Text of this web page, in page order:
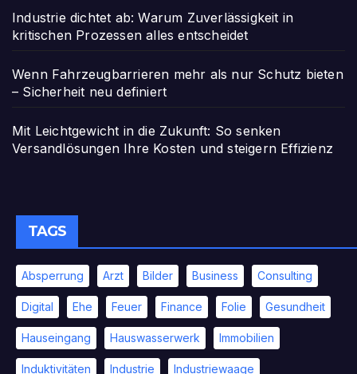
Industrie dichtet ab: Warum Zuverlässigkeit in
kritischen Prozessen alles entscheidet
Wenn Fahrzeugbarrieren mehr als nur Schutz bieten
– Sicherheit neu definiert
Mit Leichtgewicht in die Zukunft: So senken
Versandlösungen Ihre Kosten und steigern Effizienz
TAGS
Absperrung Arzt Bilder Business Consulting
Digital Ehe Feuer Finance Folie Gesundheit
Hauseingang Hauswasserwerk Immobilien
Induktivitäten Industrie Industriewaage